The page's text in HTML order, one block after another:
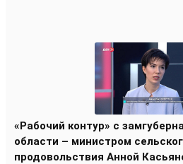
«Рабочий контур» с
области – министром
продовольствия Анной